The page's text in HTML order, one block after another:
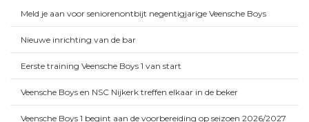
Meld je aan voor seniorenontbijt negentigjarige Veensche Boys
Nieuwe inrichting van de bar
Eerste training Veensche Boys 1 van start
Veensche Boys en NSC Nijkerk treffen elkaar in de beker
Veensche Boys 1 begint aan de voorbereiding op seizoen 2026/2027